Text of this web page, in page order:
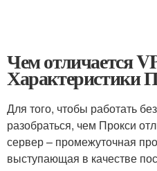
Чем отличается
Характеристики
Для того, чтобы работать
разобраться, чем Прокси
сервер – промежуточная
выступающая в качестве